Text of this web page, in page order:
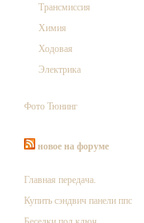
Трансмиссия
Химия
Ходовая
Электрика
Фото Тюнинг
новое на форуме
Главная передача.
Купить сэндвич панели ппс